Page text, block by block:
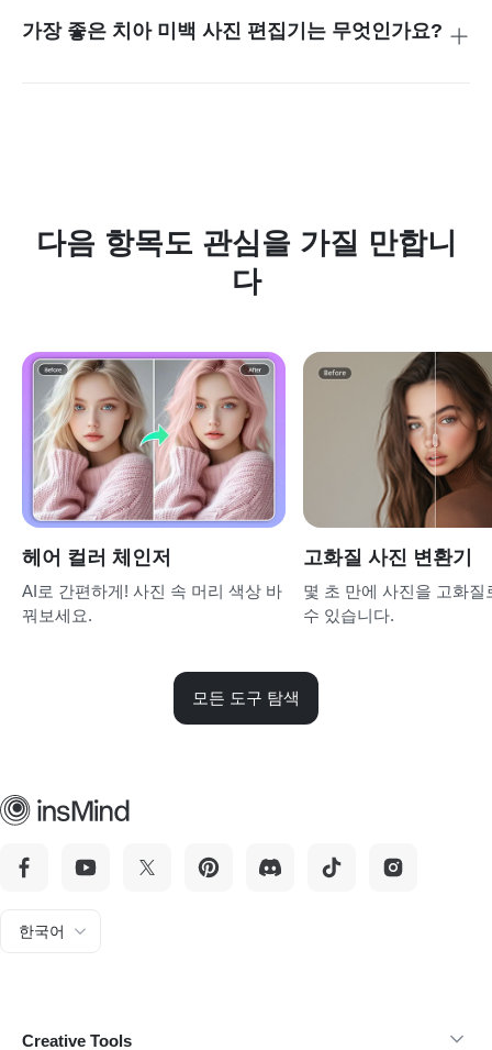
쉽게 치아 미백 편집이 가능합니다.
가장 좋은 치아 미백 사진 편집기는 무엇인가요?
다음 항목도 관심을 가질 만합니
다
헤어 컬러 체인저
AI로 간편하게! 사진 속 머리 색상 바
꿔보세요.
고화질 사진 변환기
몇 초 만에 사진을 고화질
수 있습니다.
모든 도구 탐색
한국어
Creative Tools